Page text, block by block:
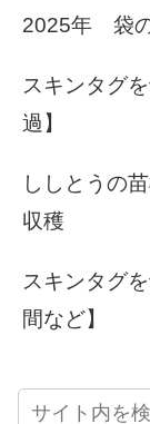
2025年 袋の
スキンタグ
過】
ししとうの
収穫
スキンタグ
間など】